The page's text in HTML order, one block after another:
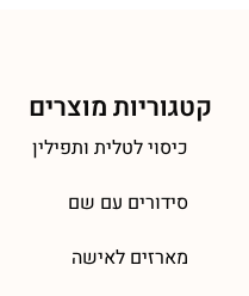
קטגוריות מוצרים
כיסוי לטלית ותפילין
סידורים עם שם
מארזים לאישה